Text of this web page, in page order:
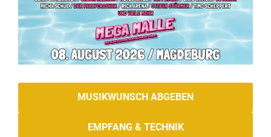
MUSIKWUNSCH ABGEBEN
EMPFANG & TECHNIK